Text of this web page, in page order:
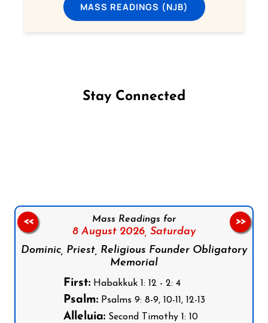
MASS READINGS (NJB)
Stay Connected
Mass Readings for
8 August 2026, Saturday
Dominic, Priest, Religious Founder Obligatory
Memorial
First:Habakkuk 1: 12 - 2: 4
Psalm:Psalms 9: 8-9, 10-11, 12-13
Alleluia:Second Timothy 1: 10
<< >>